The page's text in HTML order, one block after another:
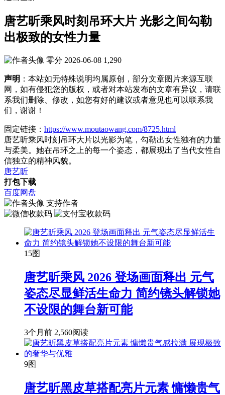
唐艺昕乘风时刻吊环大片 光影之间勾勒
出极致的女性力量
零分 2026-06-08 1,290
声明 ：本站如无特殊说明均属原创，部分文章图片来源互联
网，如有侵犯您的版权，或者对本站发布的文章有异议，请联
系我们删除、修改，如您有好的建议或者意见也可以联系我
们，谢谢！
固定链接： https://www.moutaowang.com/8725.html
唐艺昕乘风时刻吊环大片以光影为笔，勾勒出女性独有的力量
与柔美。她在吊环之上的每一个姿态，都展现出了当代女性自
信独立的精神风貌。
唐艺昕
打包下载
百度网盘
支持作者
15图
唐艺昕乘风 2026 登场画面释出 元气
姿态尽显鲜活生命力 简约镜头解锁她
不设限的舞台新可能
3个月前 2,560阅读
9图
唐艺昕黑皮草搭配亮片元素 慵懒贵气